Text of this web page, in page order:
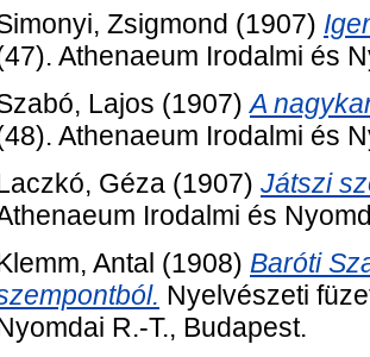
Zsigmond (1907)
Athenaeum Irodalmi és
Lajos (1907)A
Athenaeum Irodalmi és
Géza (1907) Játszi
Irodalmi és
Antal (1908) Baróti
Nyelvészeti
R.-T., Budapest.